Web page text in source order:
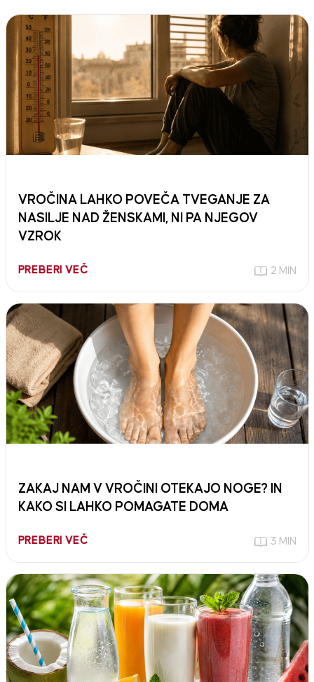
VROČINA LAHKO POVEČA TVEGANJE ZA
NASILJE NAD ŽENSKAMI, NI PA NJEGOV
VZROK
PREBERI VEČ 2 MIN
ZAKAJ NAM V VROČINI OTEKAJO NOGE? IN
KAKO SI LAHKO POMAGATE DOMA
PREBERI VEČ 3 MIN